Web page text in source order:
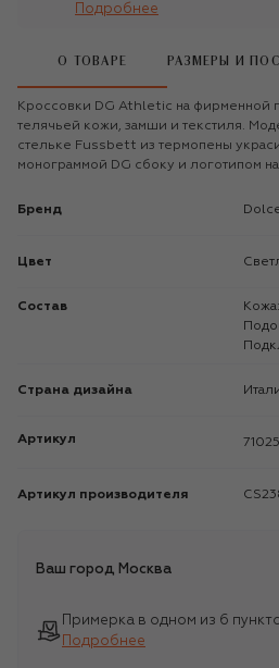
Подробнее
О ТОВАРЕ РАЗМЕРЫ И
Кроссовки DG Athletic на фирменной
телячьей кожи, замши и текстиля.
стельке Fussbett из термопены
монограммой DG сбоку и логотипом на
Бренд
Цвет
Состав
Кожа: 54%; Текстиль: 46%;
Страна дизайна
Артикул
Артикул производителя
Ваш город Москва
Примерка в одном из 6
Подробнее